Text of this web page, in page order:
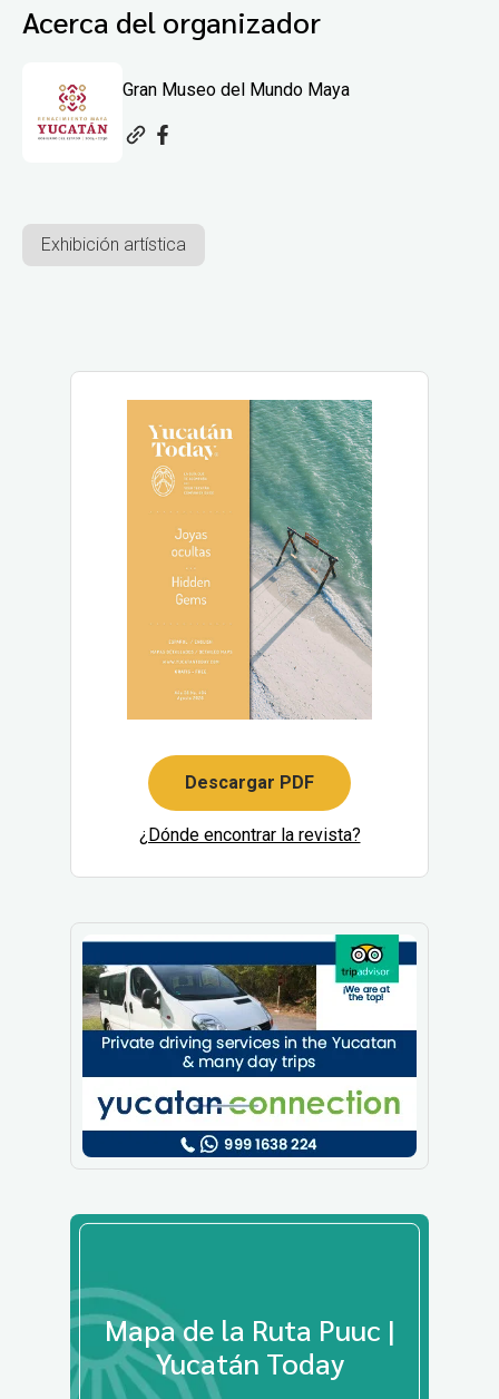
Acerca del organizador
Gran Museo del Mundo Maya
Exhibición artística
Descargar PDF
¿Dónde encontrar la revista?
Mapa de la Ruta Puuc |
Yucatán Today